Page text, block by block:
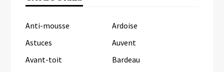
Anti-mousse
Ardoise
Astuces
Auvent
Avant-toit
Bardeau